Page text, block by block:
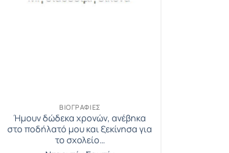
ΒΙΟΓΡΑΦΊΕΣ
Ήμουν δώδεκα χρονών, ανέβηκα
στο ποδήλατό μου και ξεκίνησα για
το σχολείο…